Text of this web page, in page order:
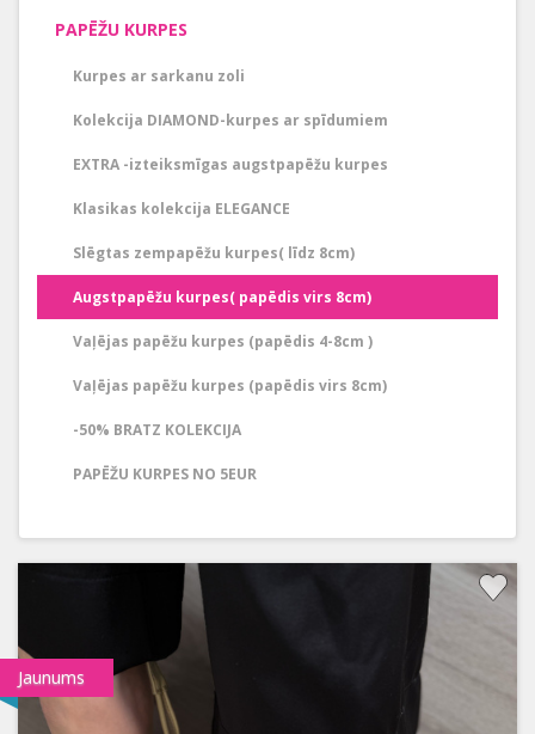
PAPĒŽU KURPES
Kurpes ar sarkanu zoli
Kolekcija DIAMOND-kurpes ar spīdumiem
EXTRA -izteiksmīgas augstpapēžu kurpes
Klasikas kolekcija ELEGANCE
Slēgtas zempapēžu kurpes( līdz 8cm)
Augstpapēžu kurpes( papēdis virs 8cm)
Vaļējas papēžu kurpes (papēdis 4-8cm )
Vaļējas papēžu kurpes (papēdis virs 8cm)
-50% BRATZ KOLEKCIJA
PAPĒŽU KURPES NO 5EUR
Jaunums